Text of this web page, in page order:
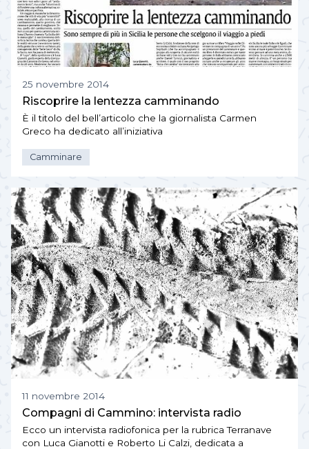
25 novembre 2014
Riscoprire la lentezza camminando
È il titolo del bell’articolo che la giornalista Carmen
Greco ha dedicato all’iniziativa
Camminare
11 novembre 2014
Compagni di Cammino: intervista radio
Ecco un intervista radiofonica per la rubrica Terranave
con Luca Gianotti e Roberto Li Calzi, dedicata a